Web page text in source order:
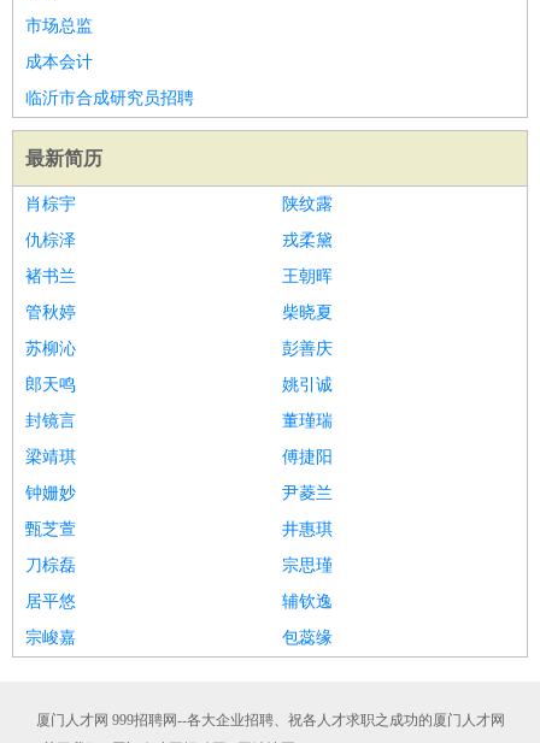
市场总监
成本会计
临沂市合成研究员招聘
最新简历
肖棕宇
陕纹露
仇棕泽
戎柔黛
褚书兰
王朝晖
管秋婷
柴晓夏
苏柳沁
彭善庆
郎天鸣
姚引诚
封镜言
董瑾瑞
梁靖琪
傅捷阳
钟姗妙
尹菱兰
甄芝萱
井惠琪
刀棕磊
宗思瑾
居平悠
辅钦逸
宗峻嘉
包蕊缘
厦门人才网 999招聘网--各大企业招聘、祝各人才求职之成功的厦门人才网